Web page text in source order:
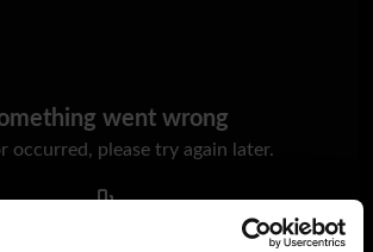
went wrong
occurred, please try again later.